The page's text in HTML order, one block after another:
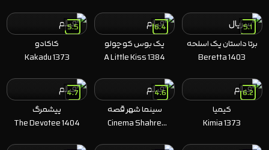
5.1
برتا داستان یک اسلحه
Beretta 1403
6.4
یک بوس کوچولو
A Little Kiss 1384
5.5
کاکادو
Kakadu 1373
6.2
کیمیا
Kimia 1373
4.6
سینما شهر قصه
Cinema Shahre
Gheseh 1397
4.7
پیشمرگ
The Devotee 1404